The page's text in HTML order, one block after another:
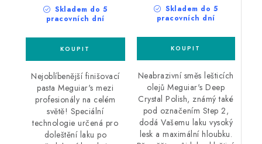
Skladem do 5
pracovních dní
Nejoblíbenější finišovací
pasta Meguiar's mezi
profesionály na celém
světě! Speciální
technologie určená pro
doleštění laku po
Skladem do 5
pracovních dní
Neabrazivní směs lešticích
olejů Meguiar's Deep
Crystal Polish, známý také
pod označením Step 2,
dodá Vašemu laku vysoký
lesk a maximální hloubku.